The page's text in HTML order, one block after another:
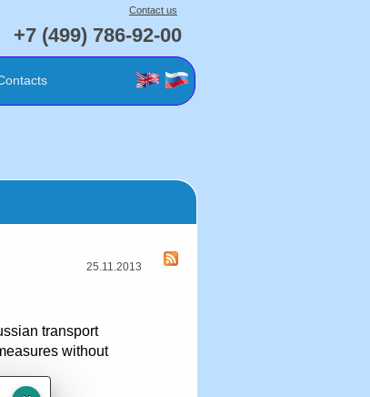
Contact us
+7 (499) 786-92-00
25.11.2013
transport
without